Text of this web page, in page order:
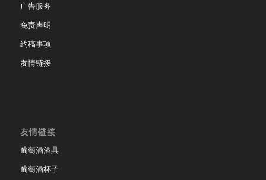
广告服务
免责声明
约稿事项
友情链接
友情链接
葡萄酒酒具
葡萄酒杯子